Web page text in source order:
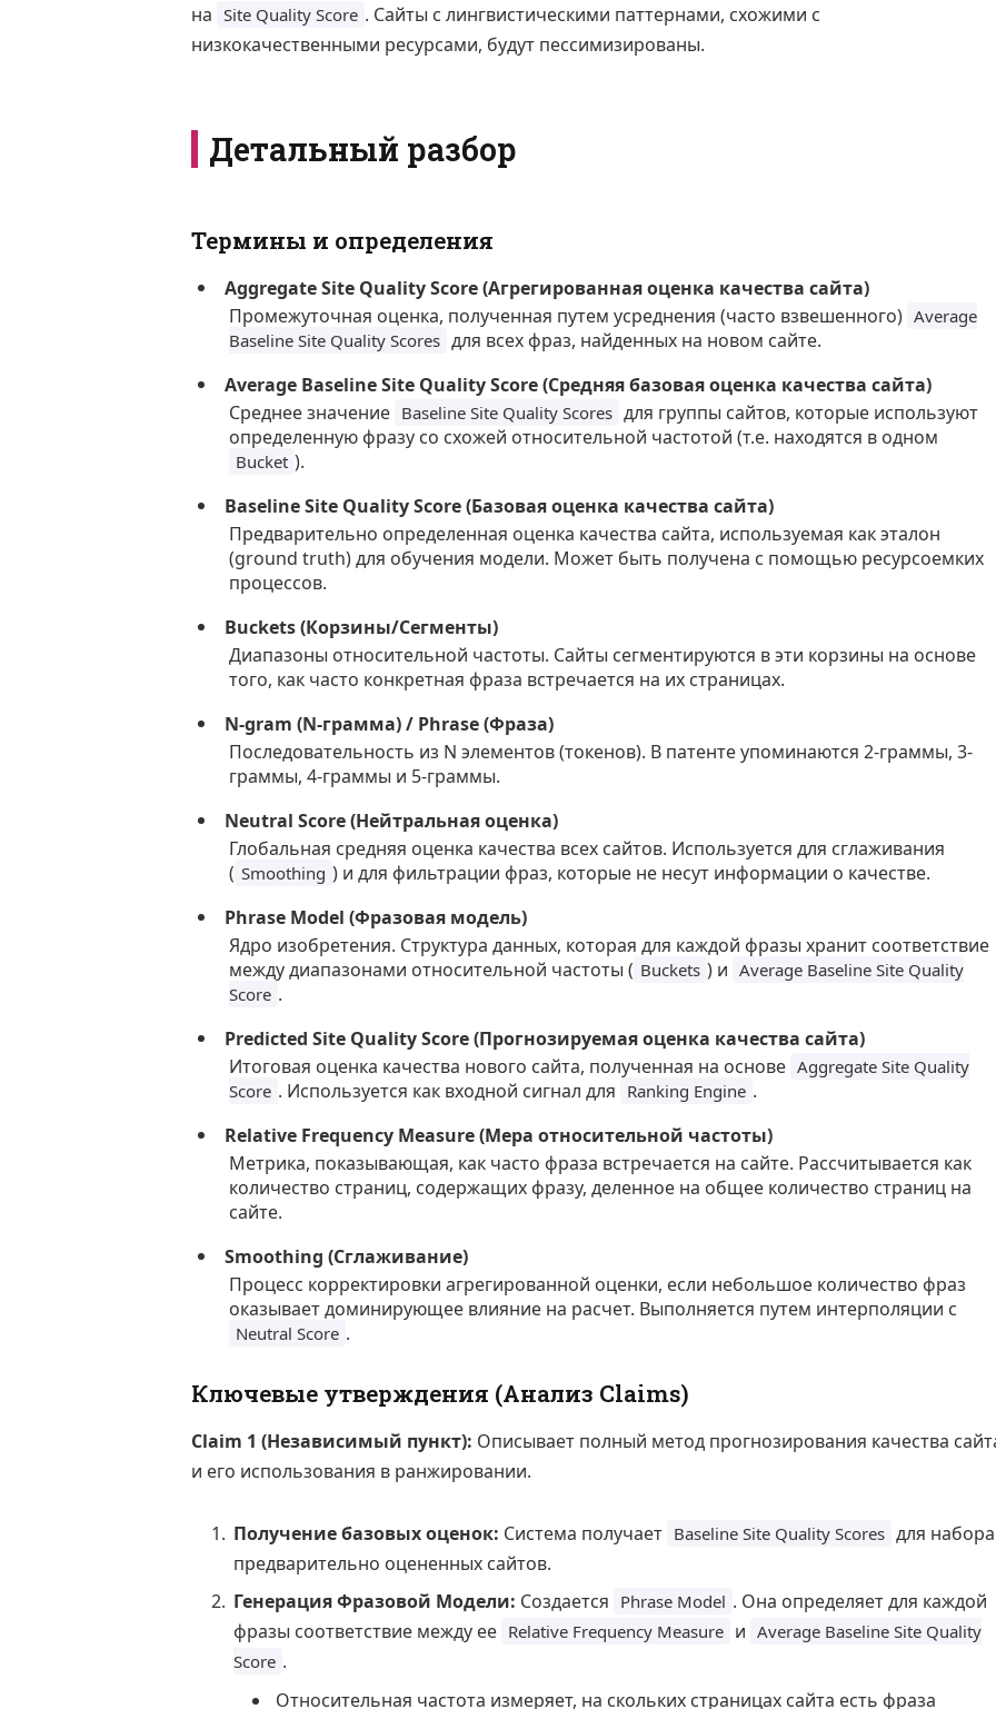
на Site Quality Score . Сайты с лингвистическими паттернами, схожими с
низкокачественными ресурсами, будут пессимизированы.
Детальный разбор
Термины и определения
Aggregate Site Quality Score (Агрегированная оценка качества сайта)
Промежуточная оценка, полученная путем усреднения (часто взвешенного) Average
Baseline Site Quality Scores для всех фраз, найденных на новом сайте.
Average Baseline Site Quality Score (Средняя базовая оценка качества сайта)
Среднее значение Baseline Site Quality Scores для группы сайтов, которые используют
определенную фразу со схожей относительной частотой (т.е. находятся в одном
Bucket ).
Baseline Site Quality Score (Базовая оценка качества сайта)
Предварительно определенная оценка качества сайта, используемая как эталон
(ground truth) для обучения модели. Может быть получена с помощью ресурсоемких
процессов.
Buckets (Корзины/Сегменты)
Диапазоны относительной частоты. Сайты сегментируются в эти корзины на основе
того, как часто конкретная фраза встречается на их страницах.
N-gram (N-грамма) / Phrase (Фраза)
Последовательность из N элементов (токенов). В патенте упоминаются 2-граммы, 3-
граммы, 4-граммы и 5-граммы.
Neutral Score (Нейтральная оценка)
Глобальная средняя оценка качества всех сайтов. Используется для сглаживания
( Smoothing ) и для фильтрации фраз, которые не несут информации о качестве.
Phrase Model (Фразовая модель)
Ядро изобретения. Структура данных, которая для каждой фразы хранит соответствие
между диапазонами относительной частоты ( Buckets ) и Average Baseline Site Quality
Score .
Predicted Site Quality Score (Прогнозируемая оценка качества сайта)
Итоговая оценка качества нового сайта, полученная на основе Aggregate Site Quality
Score . Используется как входной сигнал для Ranking Engine .
Relative Frequency Measure (Мера относительной частоты)
Метрика, показывающая, как часто фраза встречается на сайте. Рассчитывается как
количество страниц, содержащих фразу, деленное на общее количество страниц на
сайте.
Smoothing (Сглаживание)
Процесс корректировки агрегированной оценки, если небольшое количество фраз
оказывает доминирующее влияние на расчет. Выполняется путем интерполяции с
Neutral Score .
Ключевые утверждения (Анализ Claims)
Claim 1 (Независимый пункт): Описывает полный метод прогнозирования качества
и его использования в ранжировании.
Получение базовых оценок: Система получает Baseline Site Quality Scores для набора
предварительно оцененных сайтов.
Генерация Фразовой Модели: Создается Phrase Model . Она определяет для каждой
фразы соответствие между ее Relative Frequency Measure и Average Baseline Site Quality
Score .
Относительная частота измеряет, на скольких страницах сайта есть фраза